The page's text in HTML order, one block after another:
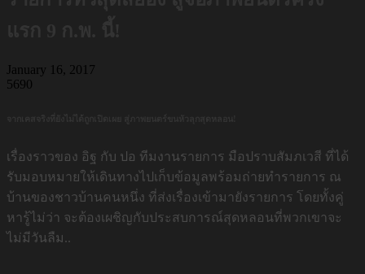
January 16, 2017
5690
เรื่องราวของ อิฐ กับ ปอ ทีมงานรายการ มือปราบสัมภเวสี ที่ได้
รับมอบหมายให้เดินทางไปเก็บข้อมูลพร้อมถ่ายทำรายการ ณ
บ้านของชาวบ้านคนหนึ่ง ที่ส่งเรื่องเข้ามายังรายการ โดยทั้งคู่
หารู้ไม่ว่า จะต้องเผชิญกับประสบการณ์สุดหลอนที่พวกเขาจะ
ไม่มีวันลืม..